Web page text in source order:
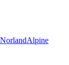
NorlandAlpine